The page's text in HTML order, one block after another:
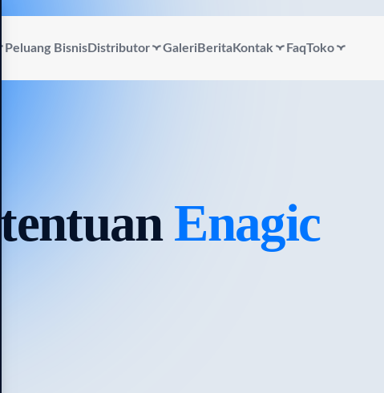
Peluang BisnisDistributor Galeri BeritaKontak FaqToko
Enagic